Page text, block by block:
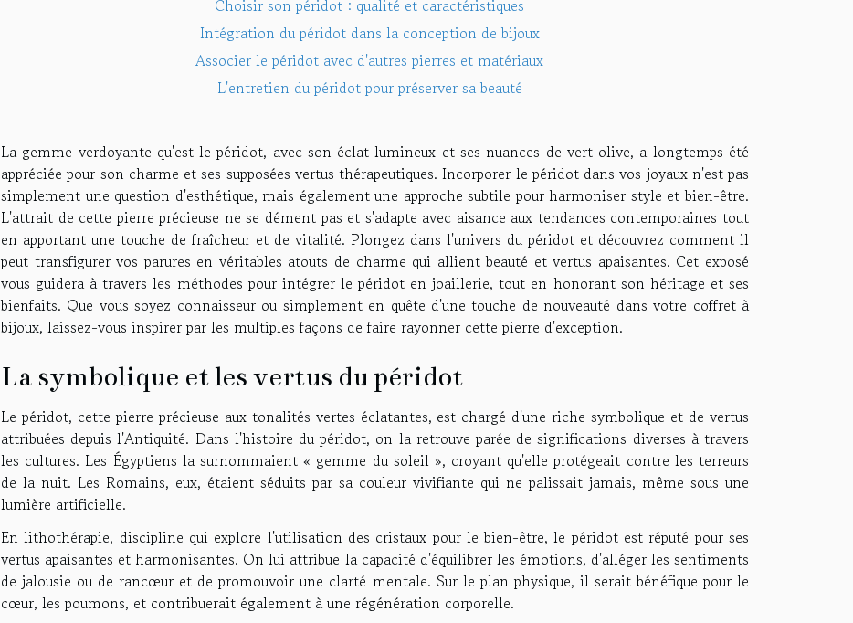
Choisir son péridot : qualité et caractéristiques
Intégration du péridot dans la conception de bijoux
Associer le péridot avec d'autres pierres et matériaux
L'entretien du péridot pour préserver sa beauté
La gemme verdoyante qu'est le péridot, avec son éclat lumineux et ses nuances de vert olive, a longtemps été
appréciée pour son charme et ses supposées vertus thérapeutiques. Incorporer le péridot dans vos joyaux n'est pas
simplement une question d'esthétique, mais également une approche subtile pour harmoniser style et bien-être.
L'attrait de cette pierre précieuse ne se dément pas et s'adapte avec aisance aux tendances contemporaines tout
en apportant une touche de fraîcheur et de vitalité. Plongez dans l'univers du péridot et découvrez comment il
peut transfigurer vos parures en véritables atouts de charme qui allient beauté et vertus apaisantes. Cet exposé
vous guidera à travers les méthodes pour intégrer le péridot en joaillerie, tout en honorant son héritage et ses
bienfaits. Que vous soyez connaisseur ou simplement en quête d'une touche de nouveauté dans votre coffret à
bijoux, laissez-vous inspirer par les multiples façons de faire rayonner cette pierre d'exception.
La symbolique et les vertus du péridot
Le péridot, cette pierre précieuse aux tonalités vertes éclatantes, est chargé d'une riche symbolique et de vertus
attribuées depuis l'Antiquité. Dans l'histoire du péridot, on la retrouve parée de significations diverses à travers
les cultures. Les Égyptiens la surnommaient « gemme du soleil », croyant qu'elle protégeait contre les terreurs
de la nuit. Les Romains, eux, étaient séduits par sa couleur vivifiante qui ne palissait jamais, même sous une
lumière artificielle.
En lithothérapie, discipline qui explore l'utilisation des cristaux pour le bien-être, le péridot est réputé pour ses
vertus apaisantes et harmonisantes. On lui attribue la capacité d'équilibrer les émotions, d'alléger les sentiments
de jalousie ou de rancœur et de promouvoir une clarté mentale. Sur le plan physique, il serait bénéfique pour le
cœur, les poumons, et contribuerait également à une régénération corporelle.